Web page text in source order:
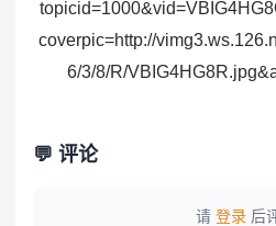
coverpic=http://
6/3/8/R/
💬 评论
请 登录 后